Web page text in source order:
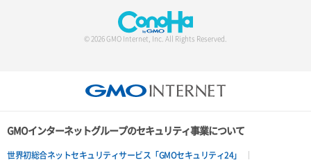
© 2026 GMO Internet, Inc. All Rights Reserved.
GMOインターネットグループのセキュリティ事業について
世界初総合ネットセキュリティサービス「GMOセキュリティ24」